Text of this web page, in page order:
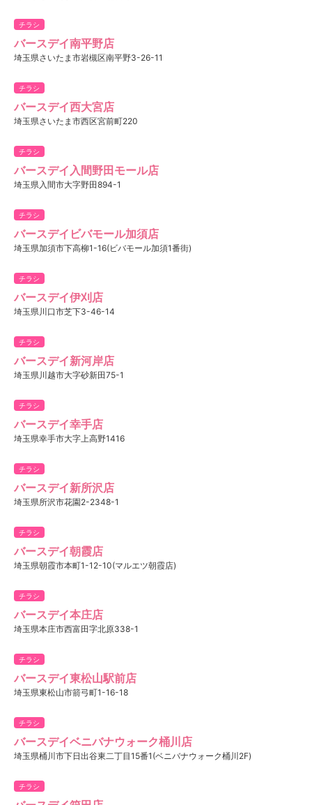
チラシ
バースデイ南平野店
埼玉県さいたま市岩槻区南平野3-26-11
チラシ
バースデイ西大宮店
埼玉県さいたま市西区宮前町220
チラシ
バースデイ入間野田モール店
埼玉県入間市大字野田894-1
チラシ
バースデイビバモール加須店
埼玉県加須市下高柳1-16(ビバモール加須1番街)
チラシ
バースデイ伊刈店
埼玉県川口市芝下3-46-14
チラシ
バースデイ新河岸店
埼玉県川越市大字砂新田75-1
チラシ
バースデイ幸手店
埼玉県幸手市大字上高野1416
チラシ
バースデイ新所沢店
埼玉県所沢市花園2-2348-1
チラシ
バースデイ朝霞店
埼玉県朝霞市本町1-12-10(マルエツ朝霞店)
チラシ
バースデイ本庄店
埼玉県本庄市西富田字北原338-1
チラシ
バースデイ東松山駅前店
埼玉県東松山市箭弓町1-16-18
チラシ
バースデイベニバナウォーク桶川店
埼玉県桶川市下日出谷東二丁目15番1(ベニバナウォーク桶川2F)
チラシ